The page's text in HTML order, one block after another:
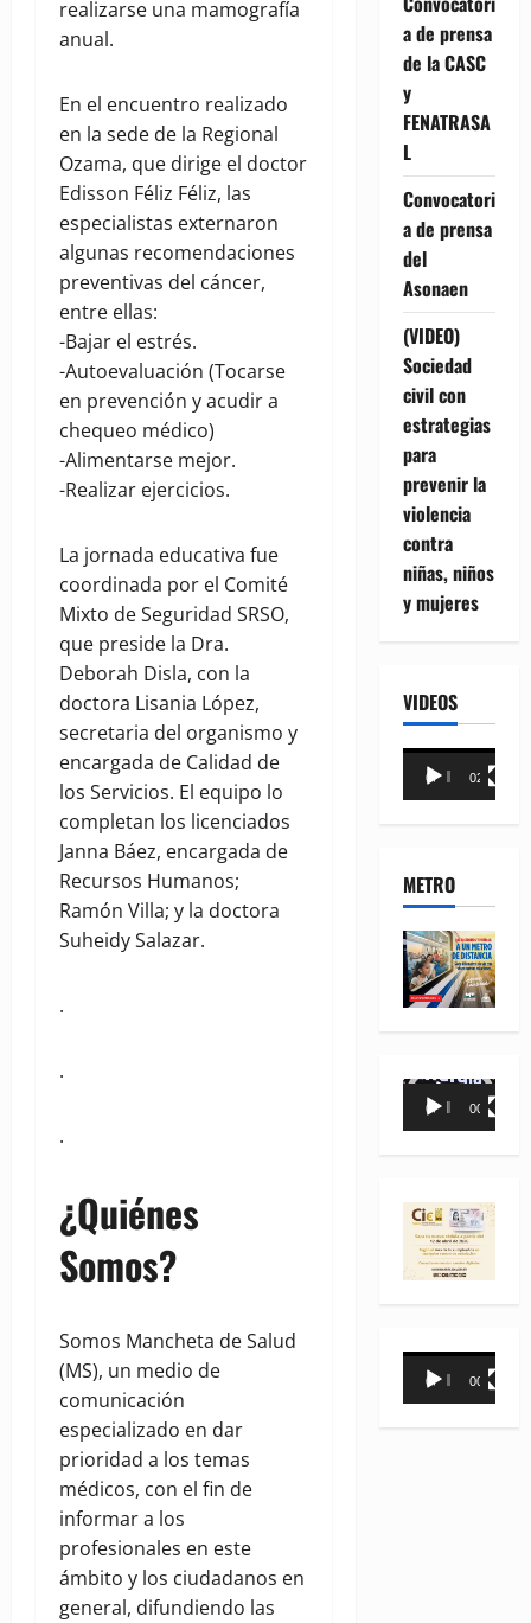
realizarse una mamografía
anual.
En el encuentro realizado
en la sede de la Regional
Ozama, que dirige el doctor
Edisson Féliz Féliz, las
especialistas externaron
algunas recomendaciones
preventivas del cáncer,
entre ellas:
-Bajar el estrés.
-Autoevaluación (Tocarse
en prevención y acudir a
chequeo médico)
-Alimentarse mejor.
-Realizar ejercicios.
La jornada educativa fue
coordinada por el Comité
Mixto de Seguridad SRSO,
que preside la Dra.
Deborah Disla, con la
doctora Lisania López,
secretaria del organismo y
encargada de Calidad de
los Servicios. El equipo lo
completan los licenciados
Janna Báez, encargada de
Recursos Humanos;
Ramón Villa; y la doctora
Suheidy Salazar.
.
.
.
¿Quiénes
Somos?
Somos Mancheta de Salud
(MS), un medio de
comunicación
especializado en dar
prioridad a los temas
médicos, con el fin de
informar a los
profesionales en este
ámbito y los ciudadanos en
general, difundiendo las
a de prensa
de la CASC
y
FENATRASA
L
Convocatori
a de prensa
del
Asonaen
(VIDEO)
Sociedad
civil con
estrategias
para
prevenir la
violencia
contra
niñas, niños
y mujeres
VIDEOS
Reproductor
00:00 02:18
METRO
Reproductor
00:00 00:35
Reproductor
00:00 00:31